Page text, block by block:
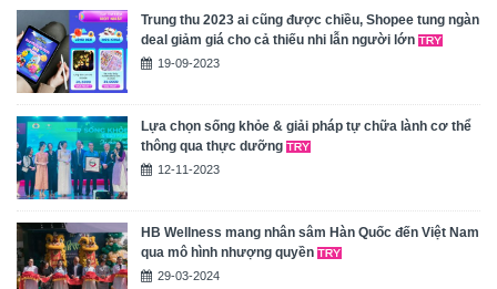
Trung thu 2023 ai cũng được chiều, Shopee tung ngàn
deal giảm giá cho cả thiếu nhi lẫn người lớn
19-09-2023
Lựa chọn sống khỏe & giải pháp tự chữa lành cơ thể
thông qua thực dưỡng
12-11-2023
HB Wellness mang nhân sâm Hàn Quốc đến Việt Nam
qua mô hình nhượng quyền
29-03-2024